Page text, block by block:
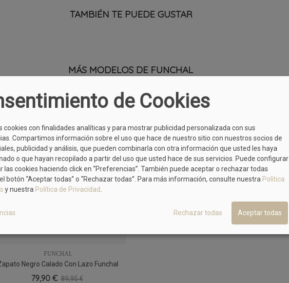
TAMBIÉN TE PUEDE GUSTAR
MÁS MODELOS DE FUNCHAL
OFERTA
38 40 41
FUNCHAL
Negro Calado Con Lazo Funchal
24047, Fresco
79,90 € 89,95 €
de Cookies
cookies con finalidades analíticas y para mostrar publicidad personalizada con sus
Compartimos información sobre el uso que hace de nuestro sitio con nuestros socios de
publicidad y análisis, que pueden combinarla con otra información que usted les haya
o que hayan recopilado a partir del uso que usted hace de sus servicios. Puede configurar
las cookies haciendo click en “Preferencias”. También puede aceptar o rechazar todas
botón “Aceptar todas” o “Rechazar todas”. Para más información, consulte nuestra Política
y nuestra Política de Privacidad
Rechazar todas Aceptar todas